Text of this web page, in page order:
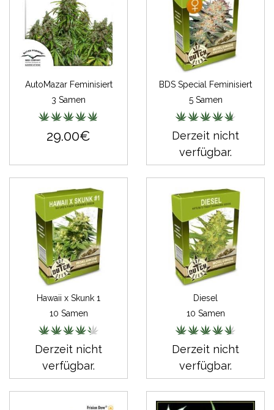
AutoMazar Feminisiert
3 Samen
29.00€
BDS Special Feminisiert
5 Samen
Derzeit nicht
verfügbar.
Hawaii x Skunk 1
10 Samen
Derzeit nicht
verfügbar.
Diesel
10 Samen
Derzeit nicht
verfügbar.